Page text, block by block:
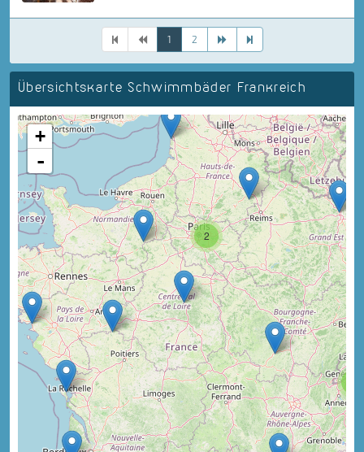
1 2
Übersichtskarte Schwimmbäder Frankreich
2
+
-